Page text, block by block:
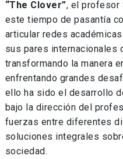
“The Clover”, el profesor
este tiempo de pasantía
articular redes
sus pares internacionales
transformando la manera
enfrentando grandes
ello ha sido el desarrollo
bajo la dirección del
fuerzas entre diferentes
soluciones integrales
sociedad.